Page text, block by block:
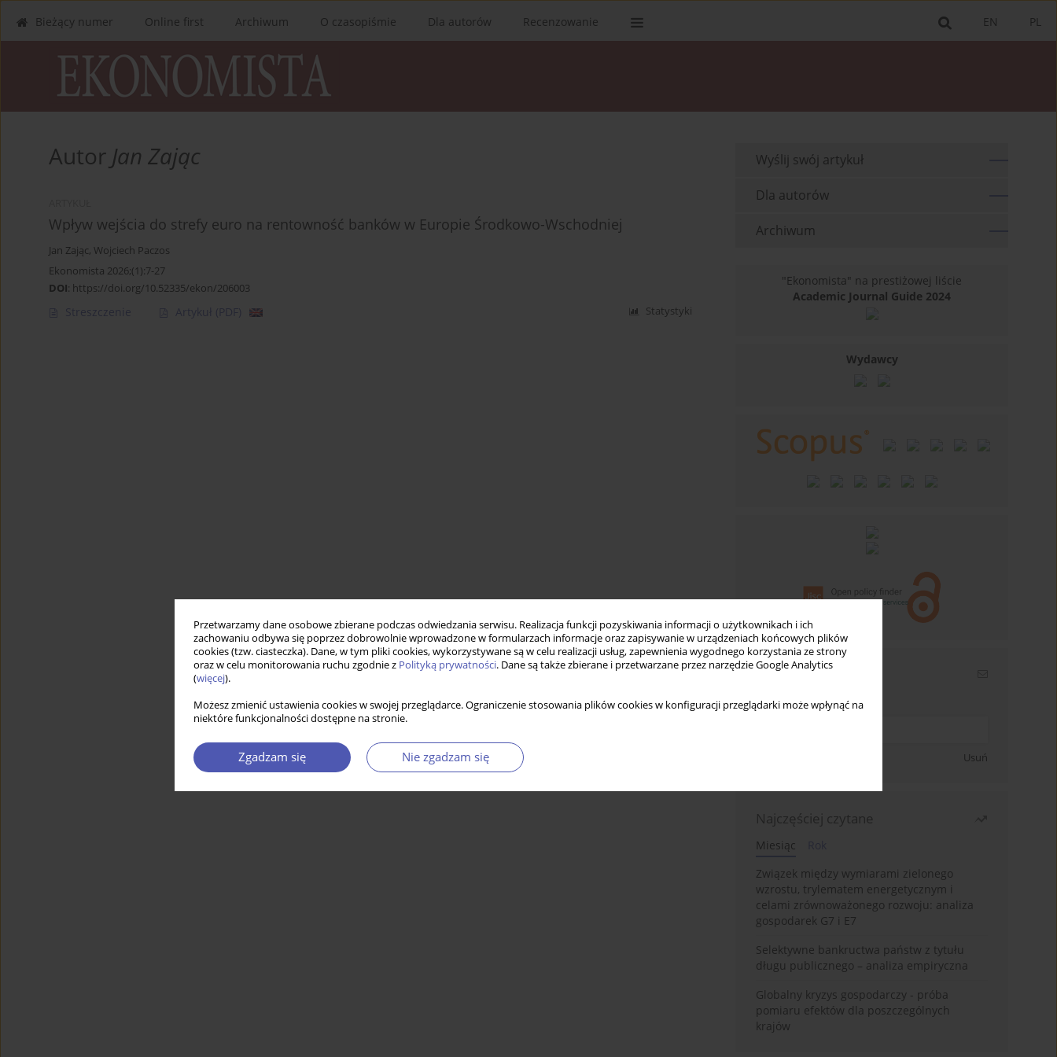
Przetwarzamy dane osobowe zbierane podczas odwiedzania serwisu. Realizacja funkcji pozyskiwania informacji o użytkownikach i ich
zachowaniu odbywa się poprzez dobrowolnie wprowadzone w formularzach informacje oraz zapisywanie w urządzeniach końcowych plików
cookies (tzw. ciasteczka). Dane, w tym pliki cookies, wykorzystywane są w celu realizacji usług, zapewnienia wygodnego korzystania ze strony
oraz w celu monitorowania ruchu zgodnie z Polityką prywatności. Dane są także zbierane i przetwarzane przez narzędzie Google Analytics
(więcej).
Możesz zmienić ustawienia cookies w swojej przeglądarce. Ograniczenie stosowania plików cookies w konfiguracji przeglądarki może wpłynąć na
niektóre funkcjonalności dostępne na stronie.
Zgadzam się Nie zgadzam się
PL
EN
Bieżący numer Online first Archiwum O czasopiśmie Dla autorów Recenzowanie
Autor Jan Zając
Wpływ wejścia do strefy euro na rentowność banków w Europie Środkowo-Wschodniej
Jan Zając, Wojciech Paczos
Ekonomista 2026;(1):7-27
DOI: https://doi.org/10.52335/ekon/206003
Streszczenie Artykuł (PDF) Statystyki
Wyślij swój artykuł
Dla autorów
Archiwum
"Ekonomista" na prestiżowej liście
Academic Journal Guide 2024
Wydawcy
Newsletter
Wpisz swój adres email
Usuń
Najczęściej czytane
Miesiąc
Związek między wymiarami zielonego
wzrostu, trylematem energetycznym i
celami zrównoważonego rozwoju: analiza
gospodarek G7 i E7
Selektywne bankructwa państw z tytułu
długu publicznego – analiza empiryczna
Globalny kryzys gospodarczy - próba
pomiaru efektów dla poszczególnych
krajów